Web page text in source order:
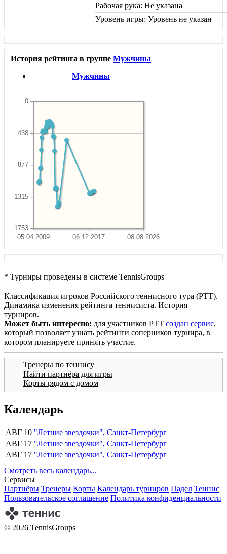
Рабочая рука: Не указана
Уровень игры: Уровень не указан
История рейтинга в группе Мужчины
Мужчины
05.04.2009 06.12.2017 08.08.2026
1753
1315
877
438
0
* Турниры проведены в системе TennisGroups
Классификация игроков Российского теннисного тура (РТТ).
Динамика изменения рейтинга теннисиста. История
турниров.
Может быть интересно: для участников РТТ создан сервис,
который позволяет узнать рейтинги соперников турнира, в
котором планируете принять участие.
Тренеры по теннису
Найти партнёра для игры
Корты рядом с домом
Календарь
АВГ 10 "Летние звездочки", Санкт-Петербург
АВГ 17 "Летние звездочки", Санкт-Петербург
АВГ 17 "Летние звездочки", Санкт-Петербург
Смотреть весь календарь...
Сервисы
Партнёры Тренеры Корты Календарь турниров Падел Теннис
Пользовательское соглашение Политика конфиденциальности
© 2026 TennisGroups